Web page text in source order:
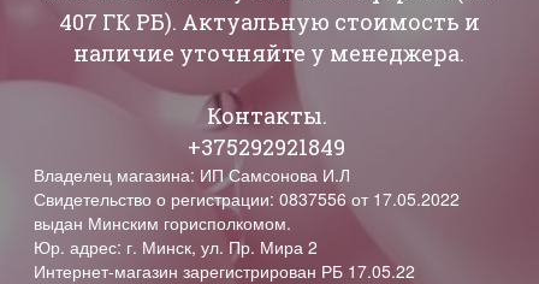
407 ГК РБ). Актуальную стоимость и
наличие уточняйте у менеджера.
Контакты.
+375292921849
Владелец магазина: ИП Самсонова И.Л
Свидетельство о регистрации: 0837556 от 17.05.2022
выдан Минским горисполкомом.
Юр. адрес: г. Минск, ул. Пр. Мира 2
Интернет-магазин зарегистрирован РБ 17.05.22